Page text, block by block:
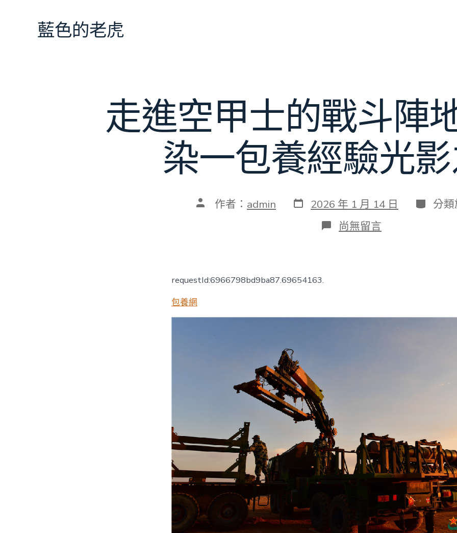
藍色的老虎
走進空甲士的戰斗陣
染一包養經驗光
文 作者： admin 發
表
2026 年 1 月 14 日 分
類
分類
在
〈走
陣
美〉
中
尚無留言
requestId:6966798bd9ba87.69654163.
包養網